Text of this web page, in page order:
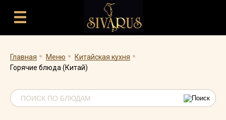
Главная . Меню . Китайская кухня .
Горячие блюда (Китай)